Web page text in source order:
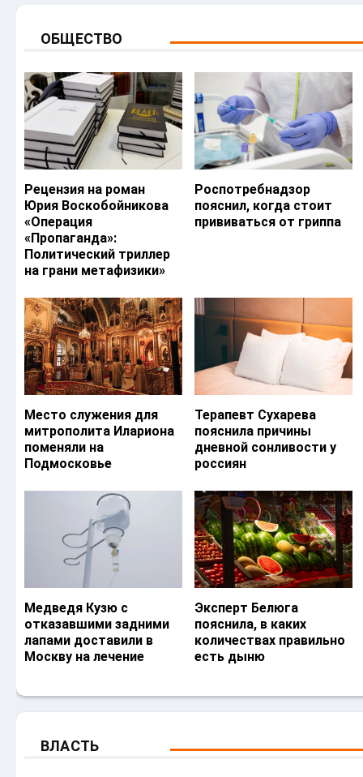
ОБЩЕСТВО
Рецензия на роман
Юрия Воскобойникова
«Операция
«Пропаганда»:
Политический триллер
на грани метафизики»
Роспотребнадзор
пояснил, когда стоит
прививаться от гриппа
Место служения для
митрополита Илариона
поменяли на
Подмосковье
Терапевт Сухарева
пояснила причины
дневной сонливости у
россиян
Медведя Кузю с
отказавшими задними
лапами доставили в
Москву на лечение
Эксперт Белюга
пояснила, в каких
количествах правильно
есть дыню
ВЛАСТЬ